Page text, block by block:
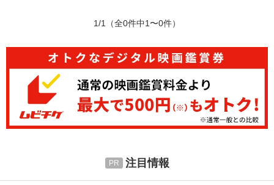
1/1 （全0件中1〜0件）
注目情報